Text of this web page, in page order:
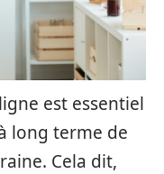
est essentiel
long terme de
Cela dit,